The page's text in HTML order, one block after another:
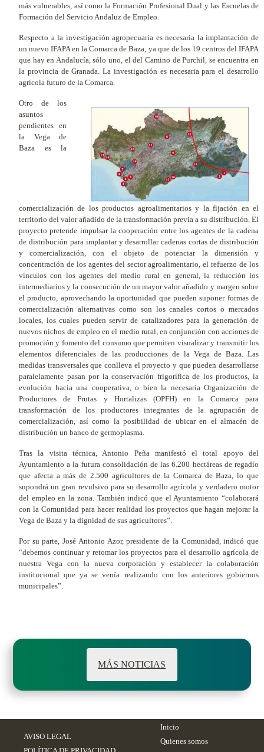
más vulnerables, así como la Formación Profesional Dual y las Escuelas de
Formación del Servicio Andaluz de Empleo.
Respecto a la investigación agropecuaria es necesaria la implantación de
un nuevo IFAPA en la Comarca de Baza, ya que de los 19 centros del IFAPA
que hay en Andalucía, sólo uno, el del Camino de Purchil, se encuentra en
la provincia de Granada. La investigación es necesaria para el desarrollo
agrícola futuro de la Comarca.
Otro de los
asuntos
pendientes en
la Vega de
Baza es la
comercialización de los productos agroalimentarios y la fijación en el
territorio del valor añadido de la transformación previa a su distribución. El
proyecto pretende impulsar la cooperación entre los agentes de la cadena
de distribución para implantar y desarrollar cadenas cortas de distribución
y comercialización, con el objeto de potenciar la dimensión y
concentración de los agentes del sector agroalimentario, el refuerzo de los
vínculos con los agentes del medio rural en general, la reducción los
intermediarios y la consecución de un mayor valor añadido y margen sobre
el producto, aprovechando la oportunidad que pueden suponer formas de
comercialización alternativas como son los canales cortos o mercados
locales, los cuales pueden servir de catalizadores para la generación de
nuevos nichos de empleo en el medio rural, en conjunción con acciones de
promoción y fomento del consumo que permiten visualizar y transmitir los
elementos diferenciales de las producciones de la Vega de Baza. Las
medidas transversales que conlleva el proyecto y que pueden desarrollarse
paralelamente pasan por la conservación frigorífica de los productos, la
evolución hacia una cooperativa, o bien la necesaria Organización de
Productores de Frutas y Hortalizas (OPFH) en la Comarca para
transformación de los productores integrantes de la agrupación de
comercialización, así como la posibilidad de ubicar en el almacén de
distribución un banco de germoplasma.
Tras la visita técnica, Antonio Peña manifestó el total apoyo del
Ayuntamiento a la futura consolidación de las 6.200 hectáreas de regadío
que afecta a más de 2.500 agricultores de la Comarca de Baza, lo que
supondrá un gran revulsivo para su desarrollo agrícola y verdadero motor
del empleo en la zona. También indicó que el Ayuntamiento “colaborará
con la Comunidad para hacer realidad los proyectos que hagan mejorar la
Vega de Baza y la dignidad de sus agricultores”.
Por su parte, José Antonio Azor, presidente de la Comunidad, indicó que
“debemos continuar y retomar los proyectos para el desarrollo agrícola de
nuestra Vega con la nueva corporación y establecer la colaboración
institucional que ya se venía realizando con los anteriores gobiernos
municipales”.
MÁS NOTICIAS
AVISO LEGAL
Inicio
Quienes somos